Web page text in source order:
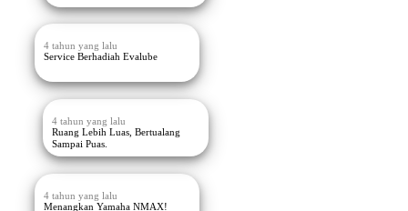
4 tahun yang lalu
Service Berhadiah Evalube
4 tahun yang lalu
Ruang Lebih Luas, Bertualang
Sampai Puas.
4 tahun yang lalu
Menangkan Yamaha NMAX!